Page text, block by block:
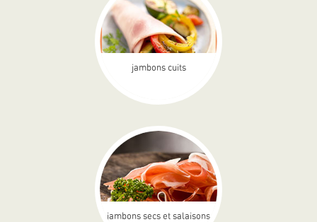
jambons cuits
jambons secs et salaisons